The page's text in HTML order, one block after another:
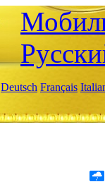
Deutsch Français